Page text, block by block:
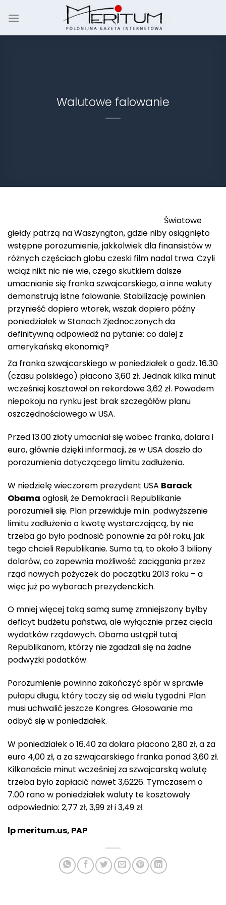
Walutowe falowanie
Światowe
giełdy patrzą na Waszyngton, gdzie niby osiągnięto
wstępne porozumienie, jakkolwiek dla finansistów w
różnych częściach globu czeski film nadal trwa. Czyli
wciąż nikt nic nie wie, czego skutkiem dalsze
umacnianie się franka szwajcarskiego, a inne waluty
demonstrują istne falowanie. Stabilizację powinien
przynieść dopiero wtorek, wszak dopiero późny
poniedziałek w Stanach Zjednoczonych da
definitywną odpowiedź na pytanie: co dalej z
amerykańską ekonomią?
Za franka szwajcarskiego w poniedziałek o godz. 16.30
(czasu polskiego) płacono 3,60 zł. Jednak kilka minut
wcześniej kosztował on rekordowe 3,62 zł. Powodem
niepokoju na rynku jest brak szczegółów planu
oszczędnościowego w USA.
Przed 13.00 złoty umacniał się wobec franka, dolara i
euro, głównie dzięki informacji, że w USA doszło do
porozumienia dotyczącego limitu zadłużenia.
W niedzielę wieczorem prezydent USA Barack
Obama ogłosił, że Demokraci i Republikanie
porozumieli się. Plan przewiduje m.in. podwyższenie
limitu zadłużenia o kwotę wystarczającą, by nie
trzeba go było podnosić ponownie za pół roku, jak
tego chcieli Republikanie. Suma ta, to około 3 biliony
dolarów, co zapewnia możliwość zaciągania przez
rząd nowych pożyczek do początku 2013 roku – a
więc już po wyborach prezydenckich.
O mniej więcej taką samą sumę zmniejszony byłby
deficyt budżetu państwa, ale wyłącznie przez cięcia
wydatków rządowych. Obama ustąpił tutaj
Republikanom, którzy nie zgadzali się na żadne
podwyżki podatków.
Porozumienie powinno zakończyć spór w sprawie
pułapu długu, który toczy się od wielu tygodni. Plan
musi uchwalić jeszcze Kongres. Głosowanie ma
odbyć się w poniedziałek.
W poniedziałek o 16.40 za dolara płacono 2,80 zł, a za
euro 4,00 zł, a za szwajcarskiego franka ponad 3,60 zł.
Kilkanaście minut wcześniej za szwajcarską walutę
trzeba było zapłacić nawet 3,6226. Tymczasem o
7.00 rano w poniedziałek waluty te kosztowały
odpowiednio: 2,77 zł, 3,99 zł i 3,49 zł.
lp meritum.us, PAP